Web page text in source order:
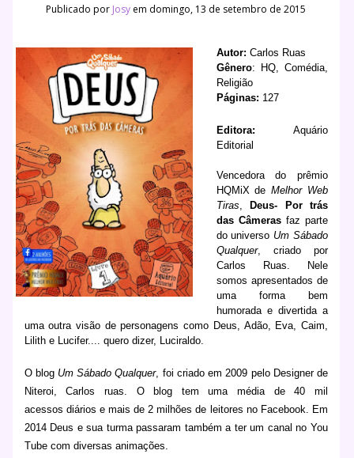
Publicado por Josy em domingo, 13 de setembro de 2015
Autor: Carlos Ruas
Gênero: HQ, Comédia,
Religião
Páginas: 127
Editora: Aquário
Editorial
Vencedora do prêmio
HQMiX deMelhor Web
Tiras,
Deus- Por trás
das Câmerasfaz parte
do universo Um Sábado
Qualquer, criado por
Carlos Ruas. Nele
somos apresentados de
uma forma bem
humorada e divertida a
uma outra visão de personagens como Deus, Adão, Eva, Caim,
Lilith e Lucifer.... quero dizer, Luciraldo.
O blog Um Sábado Qualquer, foi criado em 2009 pelo Designer de
Niteroi, Carlos ruas. O blog tem uma média de 40 mil
acessos diários e mais de 2 milhões de leitores no Facebook. Em
2014 Deus e sua turma passaram também a ter um canal no You
Tube com diversas animações.